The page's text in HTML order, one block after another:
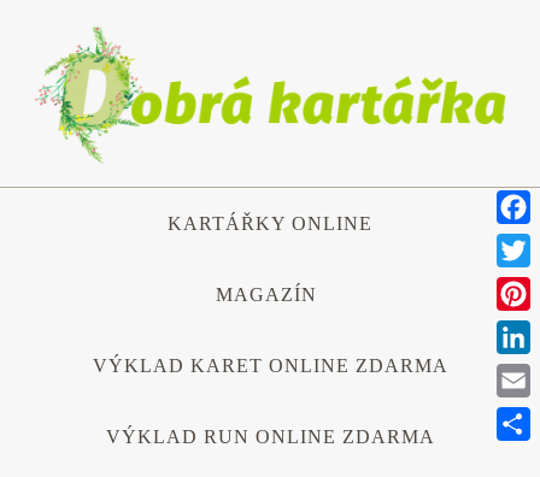
obsah
KARTÁŘKY ONLINE
MAGAZÍN
VÝKLAD KARET ONLINE ZDARMA
VÝKLAD RUN ONLINE ZDARMA